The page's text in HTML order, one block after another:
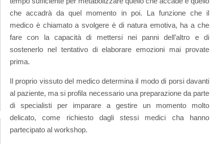
che accadrà da quel momento in poi. La funzione che il
medico è chiamato a svolgere è di natura emotiva, ha a che
fare con la capacità di mettersi nei panni dell’altro e di
sostenerlo nel tentativo di elaborare emozioni mai provate
prima.
Il proprio vissuto del medico determina il modo di porsi davanti
al paziente, ma si profila necessario una preparazione da parte
di specialisti per imparare a gestire un momento molto
delicato, come richiesto dagli stessi medici cha hanno
partecipato al workshop.